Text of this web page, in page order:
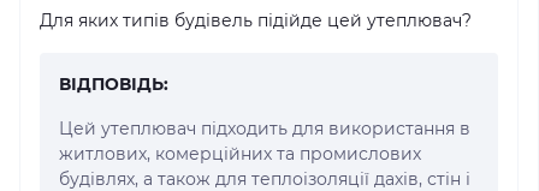
Для яких типів будівель підійде цей утеплювач?
ВІДПОВІДЬ:
Цей утеплювач підходить для використання в
житлових, комерційних та промислових
будівлях, а також для теплоізоляції дахів, стін і